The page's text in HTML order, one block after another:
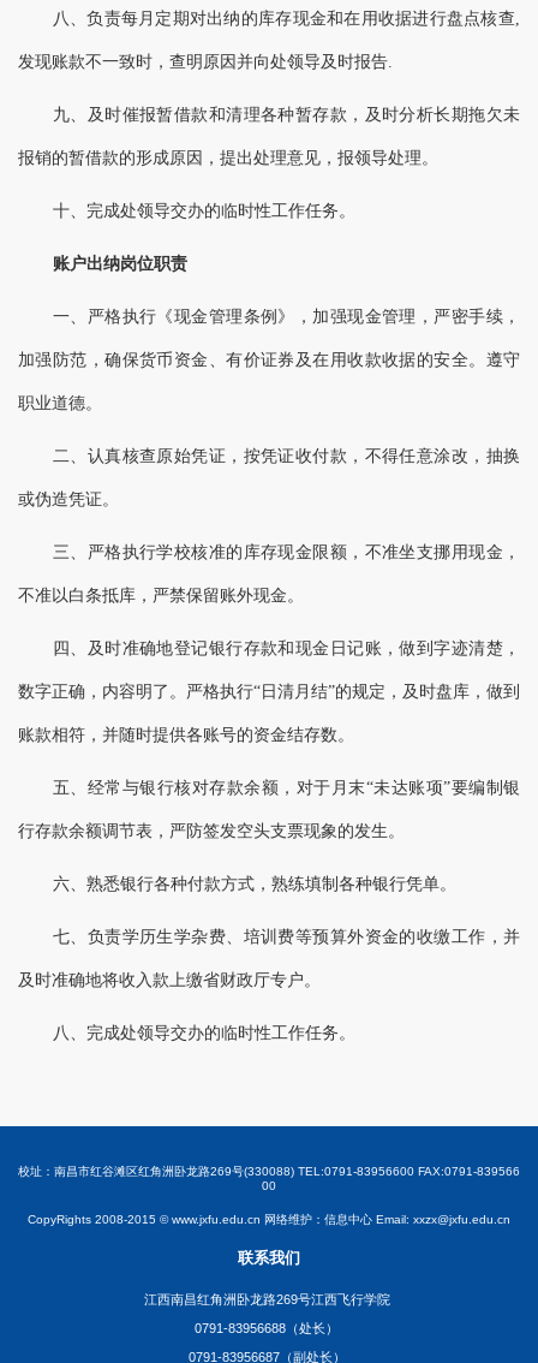
八、负责每月定期对出纳的库存现金和在用收据进行盘点核查,
发现账款不一致时，查明原因并向处领导及时报告.
九、及时催报暂借款和清理各种暂存款，及时分析长期拖欠未
报销的暂借款的形成原因，提出处理意见，报领导处理。
十、完成处领导交办的临时性工作任务。
账户出纳岗位职责
一、严格执行《现金管理条例》，加强现金管理，严密手续，
加强防范，确保货币资金、有价证券及在用收款收据的安全。遵守
职业道德。
二、认真核查原始凭证，按凭证收付款，不得任意涂改，抽换
或伪造凭证。
三、严格执行学校核准的库存现金限额，不准坐支挪用现金，
不准以白条抵库，严禁保留账外现金。
四、及时准确地登记银行存款和现金日记账，做到字迹清楚，
数字正确，内容明了。严格执行“日清月结”的规定，及时盘库，做到
账款相符，并随时提供各账号的资金结存数。
五、经常与银行核对存款余额，对于月末“未达账项”要编制银
行存款余额调节表，严防签发空头支票现象的发生。
六、熟悉银行各种付款方式，熟练填制各种银行凭单。
七、负责学历生学杂费、培训费等预算外资金的收缴工作，并
及时准确地将收入款上缴省财政厅专户。
八、完成处领导交办的临时性工作任务。
校址：南昌市红谷滩区红角洲卧龙路269号(330088) TEL:0791-83956600 FAX:0791-839566
00
CopyRights 2008-2015 © www.jxfu.edu.cn 网络维护：信息中心 Email: xxzx@jxfu.edu.cn
联系我们
江西南昌红角洲卧龙路269号江西飞行学院
0791-83956688（处长）
0791-83956687（副处长）